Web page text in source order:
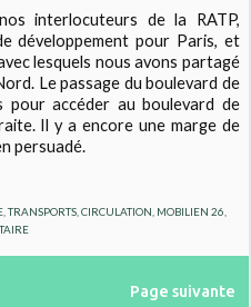
interlocuteurs de la RATP,
développement pour Paris, et
lesquels nous avons partagé
Le passage du boulevard de
pour accéder au boulevard de
Il y a encore une marge de
persuadé.
,TRANSPORTS, CIRCULATION MOBILIEN 26
Page suivante